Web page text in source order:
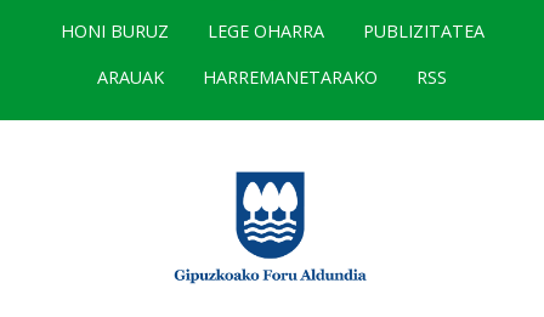
HONI BURUZ LEGE OHARRA
PUBLIZITATEA
ARAUAK
HARREMANETARAKO RSS